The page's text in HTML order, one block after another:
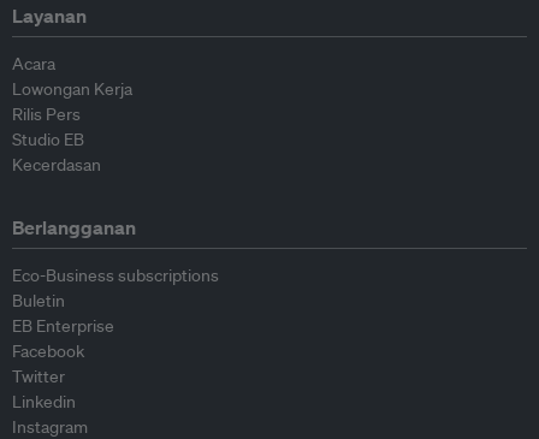
Layanan
Acara
Lowongan Kerja
Rilis Pers
Studio EB
Kecerdasan
Berlangganan
Eco-Business subscriptions
Buletin
EB Enterprise
Facebook
Twitter
Linkedin
Instagram